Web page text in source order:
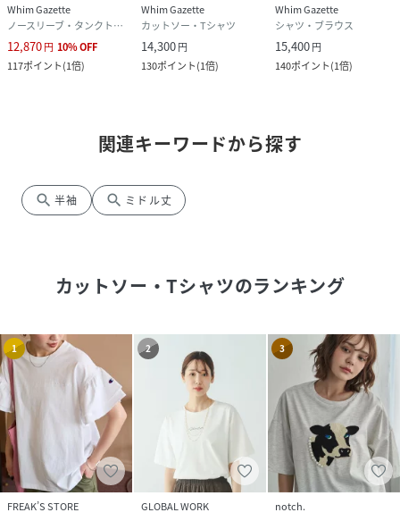
Whim Gazette
ノースリーブ・タンクトップ
12,870円 10%OFF
117ポイント(1倍)
Whim Gazette
カットソー・Tシャツ
14,300円
130ポイント(1倍)
Whim Gazette
シャツ・ブラウス
15,400円
140ポイント(1倍)
関連キーワードから探す
search 半袖 search ミドル丈
カットソー・Tシャツのランキング
1
FREAK’S STORE
2
GLOBAL WORK
3
notch.